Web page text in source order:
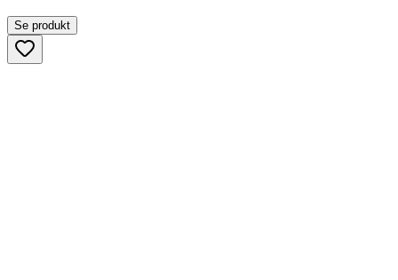
Se produkt